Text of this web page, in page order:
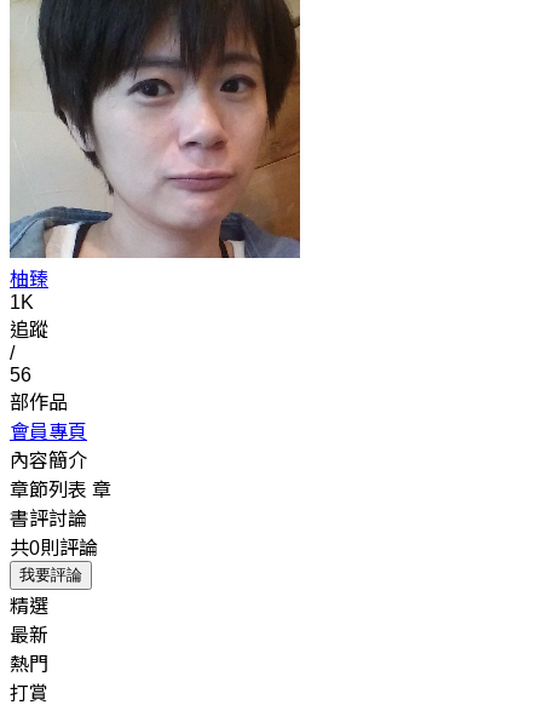
柚臻
1K
追蹤
/
56
部作品
會員專頁
內容簡介
章節列表 章
書評討論
共0則評論
我要評論
精選
最新
熱門
打賞